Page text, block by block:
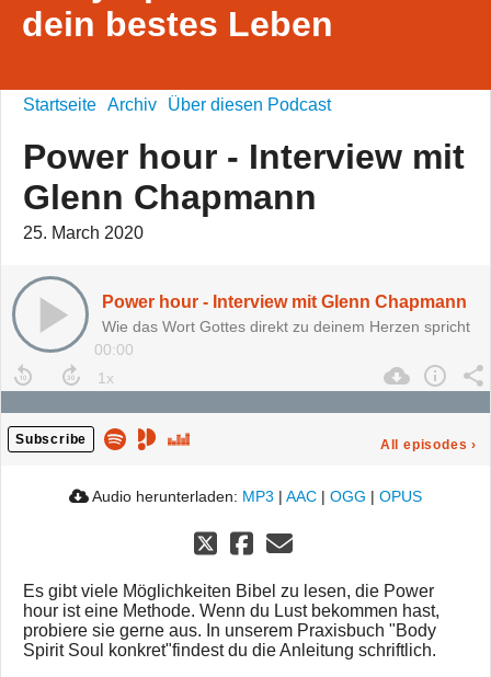
dein bestes Leben
Startseite Archiv Über diesen Podcast
Power hour - Interview mit
Glenn Chapmann
25. March 2020
Power hour - Interview mit Glenn Chapmann
Wie das Wort Gottes direkt zu deinem Herzen spricht
00:00
Subscribe All episodes ›
Audio herunterladen: MP3 | AAC | OGG | OPUS
Es gibt viele Möglichkeiten Bibel zu lesen, die Power
hour ist eine Methode. Wenn du Lust bekommen hast,
probiere sie gerne aus. In unserem Praxisbuch "Body
Spirit Soul konkret"findest du die Anleitung schriftlich.